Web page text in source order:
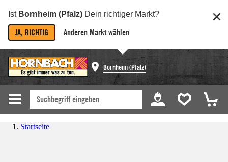
Ist Bornheim (Pfalz) Dein richtiger Markt?
JA, RICHTIG Anderen Markt wählen
Bornheim (Pfalz)
Startseite